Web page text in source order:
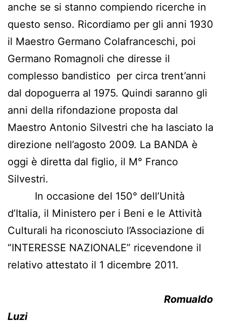
anche se si stanno compiendo ricerche in
questo senso. Ricordiamo per gli anni 1930
il Maestro Germano Colafranceschi, poi
Germano Romagnoli che diresse il
complesso bandistico per circa trent’anni
dal dopoguerra al 1975. Quindi saranno gli
anni della rifondazione proposta dal
Maestro Antonio Silvestri che ha lasciato la
direzione nell’agosto 2009. La BANDA è
oggi è diretta dal figlio, il M° Franco
Silvestri.
In occasione del 150° dell’Unità
d’Italia, il Ministero per i Beni e le Attività
Culturali ha riconosciuto l’Associazione di
“INTERESSE NAZIONALE” ricevendone il
relativo attestato il 1 dicembre 2011.
Romualdo
Luzi